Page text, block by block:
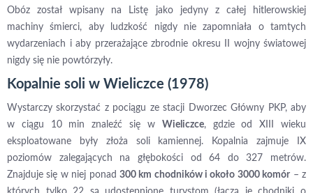
Obóz został wpisany na Listę jako jedyny z całej hitlerowskiej
machiny śmierci, aby ludzkość nigdy nie zapomniała o tamtych
wydarzeniach i aby przerażające zbrodnie okresu II wojny światowej
nigdy się nie powtórzyły.
Kopalnie soli w Wieliczce (1978)
Wystarczy skorzystać z pociągu ze stacji Dworzec Główny PKP, aby
w ciągu 10 min znaleźć się w Wieliczce, gdzie od XIII wieku
eksploatowane były złoża soli kamiennej. Kopalnia zajmuje IX
poziomów zalegających na głębokości od 64 do 327 metrów.
Znajduje się w niej ponad 300 km chodników i około 3000 komór – z